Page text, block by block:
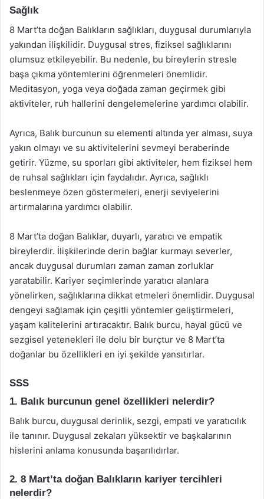
Sağlık
8 Mart’ta doğan Balıkların sağlıkları, duygusal durumlarıyla
yakından ilişkilidir. Duygusal stres, fiziksel sağlıklarını
olumsuz etkileyebilir. Bu nedenle, bu bireylerin stresle
başa çıkma yöntemlerini öğrenmeleri önemlidir.
Meditasyon, yoga veya doğada zaman geçirmek gibi
aktiviteler, ruh hallerini dengelemelerine yardımcı olabilir.
Ayrıca, Balık burcunun su elementi altında yer alması, suya
yakın olmayı ve su aktivitelerini sevmeyi beraberinde
getirir. Yüzme, su sporları gibi aktiviteler, hem fiziksel hem
de ruhsal sağlıkları için faydalıdır. Ayrıca, sağlıklı
beslenmeye özen göstermeleri, enerji seviyelerini
artırmalarına yardımcı olabilir.
8 Mart’ta doğan Balıklar, duyarlı, yaratıcı ve empatik
bireylerdir. İlişkilerinde derin bağlar kurmayı severler,
ancak duygusal durumları zaman zaman zorluklar
yaratabilir. Kariyer seçimlerinde yaratıcı alanlara
yönelirken, sağlıklarına dikkat etmeleri önemlidir. Duygusal
dengeyi sağlamak için çeşitli yöntemler geliştirmeleri,
yaşam kalitelerini artıracaktır. Balık burcu, hayal gücü ve
sezgisel yetenekleri ile dolu bir burçtur ve 8 Mart’ta
doğanlar bu özellikleri en iyi şekilde yansıtırlar.
SSS
1. Balık burcunun genel özellikleri nelerdir?
Balık burcu, duygusal derinlik, sezgi, empati ve yaratıcılık
ile tanınır. Duygusal zekaları yüksektir ve başkalarının
hislerini anlama konusunda başarılıdırlar.
2. 8 Mart’ta doğan Balıkların kariyer tercihleri
nelerdir?